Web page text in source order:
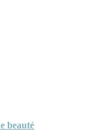
beauté